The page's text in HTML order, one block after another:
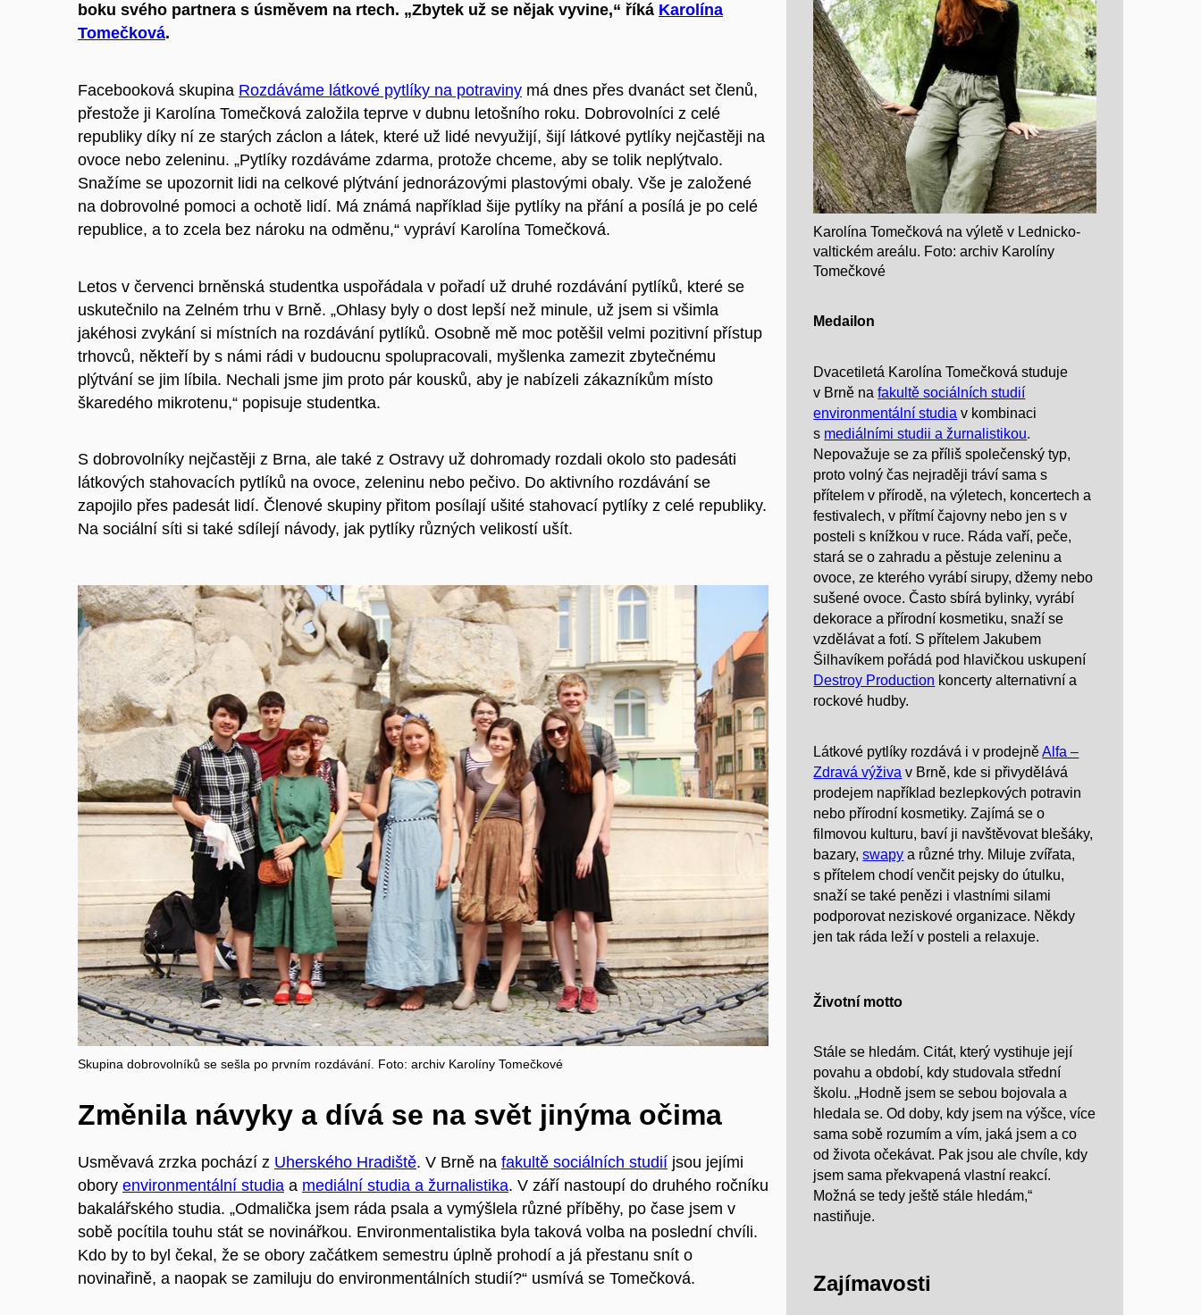
boku svého partnera s úsměvem na rtech. „Zbytek už se nějak vyvine,“ říká Karolína
Tomečková.
Facebooková skupina Rozdáváme látkové pytlíky na potraviny má dnes přes dvanáct set členů,
přestože ji Karolína Tomečková založila teprve v dubnu letošního roku. Dobrovolníci z celé
republiky díky ní ze starých záclon a látek, které už lidé nevyužijí, šijí látkové pytlíky nejčastěji na
ovoce nebo zeleninu. „Pytlíky rozdáváme zdarma, protože chceme, aby se tolik neplýtvalo.
Snažíme se upozornit lidi na celkové plýtvání jednorázovými plastovými obaly. Vše je založené
na dobrovolné pomoci a ochotě lidí. Má známá například šije pytlíky na přání a posílá je po celé
republice, a to zcela bez nároku na odměnu,“ vypráví Karolína Tomečková.
Letos v červenci brněnská studentka uspořádala v pořadí už druhé rozdávání pytlíků, které se
uskutečnilo na Zelném trhu v Brně. „Ohlasy byly o dost lepší než minule, už jsem si všimla
jakéhosi zvykání si místních na rozdávání pytlíků. Osobně mě moc potěšil velmi pozitivní přístup
trhovců, někteří by s námi rádi v budoucnu spolupracovali, myšlenka zamezit zbytečnému
plýtvání se jim líbila. Nechali jsme jim proto pár kousků, aby je nabízeli zákazníkům místo
škaredého mikrotenu,“ popisuje studentka.
S dobrovolníky nejčastěji z Brna, ale také z Ostravy už dohromady rozdali okolo sto padesáti
látkových stahovacích pytlíků na ovoce, zeleninu nebo pečivo. Do aktivního rozdávání se
zapojilo přes padesát lidí. Členové skupiny přitom posílají ušité stahovací pytlíky z celé republiky.
Na sociální síti si také sdílejí návody, jak pytlíky různých velikostí ušít.
Skupina dobrovolníků se sešla po prvním rozdávání. Foto: archiv Karolíny Tomečkové
Změnila návyky a dívá se na svět jinýma očima
Usměvavá zrzka pochází z Uherského Hradiště. V Brně na fakultě sociálních studií jsou jejími
obory environmentální studia a mediální studia a žurnalistika. V září nastoupí do druhého ročníku
bakalářského studia. „Odmalička jsem ráda psala a vymýšlela různé příběhy, po čase jsem v
sobě pocítila touhu stát se novinářkou. Environmentalistika byla taková volba na poslední chvíli.
Kdo by to byl čekal, že se obory začátkem semestru úplně prohodí a já přestanu snít o
novinařině, a naopak se zamiluju do environmentálních studií?“ usmívá se Tomečková.
Karolína Tomečková na výletě v Lednicko-
valtickém areálu. Foto: archiv Karolíny
Tomečkové
Medailon
Dvacetiletá Karolína Tomečková studuje
v Brně nafakultě sociálních studií
environmentální studia v kombinaci
s mediálními studii a žurnalistikou.
Nepovažuje se za příliš společenský typ,
proto volný čas nejraději tráví sama s
přítelem v přírodě, na výletech, koncertech a
festivalech, v přítmí čajovny nebo jen s v
posteli s knížkou v ruce. Ráda vaří, peče,
stará se o zahradu a pěstuje zeleninu a
ovoce, ze kterého vyrábí sirupy, džemy nebo
sušené ovoce. Často sbírá bylinky, vyrábí
dekorace a přírodní kosmetiku, snaží se
vzdělávat a fotí. S přítelem Jakubem
Šilhavíkem pořádá pod hlavičkou uskupení
Destroy Production koncerty alternativní a
rockové hudby.
Látkové pytlíky rozdává i v prodejněAlfa –
Zdravá výživa v Brně, kde si přivydělává
prodejem například bezlepkových potravin
nebo přírodní kosmetiky. Zajímá se o
filmovou kulturu, baví ji navštěvovat blešáky,
bazary,swapy a různé trhy. Miluje zvířata,
s přítelem chodí venčit pejsky do útulku,
snaží se také penězi i vlastními silami
podporovat neziskové organizace. Někdy
jen tak ráda leží v posteli a relaxuje.
Životní motto
Stále se hledám. Citát, který vystihuje její
povahu a období, kdy studovala střední
školu. „Hodně jsem se sebou bojovala a
hledala se. Od doby, kdy jsem na výšce, více
sama sobě rozumím a vím, jaká jsem a co
od života očekávat. Pak jsou ale chvíle, kdy
jsem sama překvapená vlastní reakcí.
Možná se tedy ještě stále hledám,“
nastiňuje.
Zajímavosti